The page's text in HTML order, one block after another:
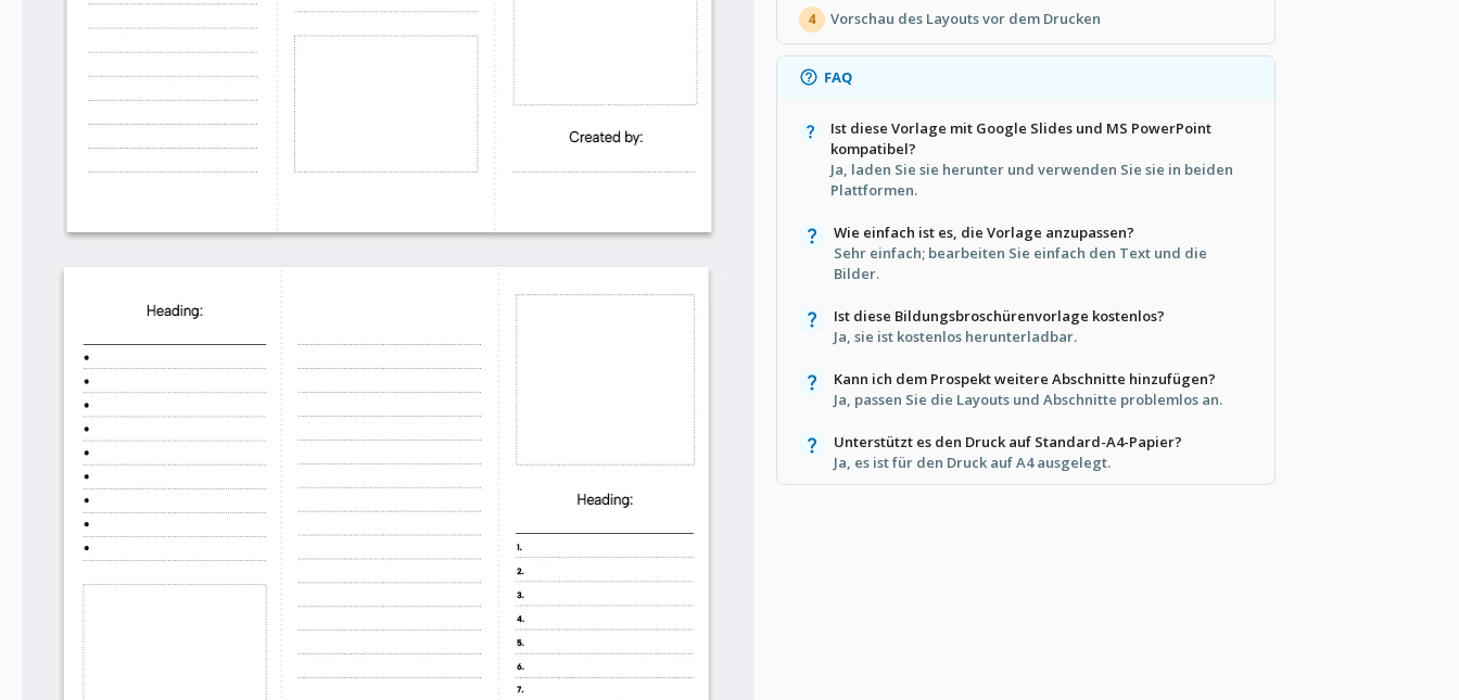
4 Vorschau des Layouts vor dem Drucken
FAQ
Ist diese Vorlage mit Google Slides und MS PowerPoint
kompatibel?
Ja, laden Sie sie herunter und verwenden Sie sie in beiden
Plattformen.
Wie einfach ist es, die Vorlage anzupassen?
Sehr einfach; bearbeiten Sie einfach den Text und die
Bilder.
Ist diese Bildungsbroschürenvorlage kostenlos?
Ja, sie ist kostenlos herunterladbar.
Kann ich dem Prospekt weitere Abschnitte hinzufügen?
Ja, passen Sie die Layouts und Abschnitte problemlos an.
Unterstützt es den Druck auf Standard-A4-Papier?
Ja, es ist für den Druck auf A4 ausgelegt.